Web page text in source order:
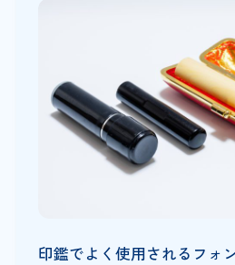
印鑑でよく使用されるフォ